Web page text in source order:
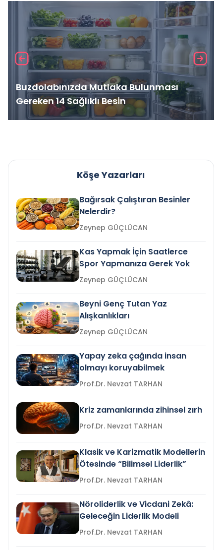
Buzdolabınızda Mutlaka Bulunması
Gereken 14 Sağlıklı Besin
Köşe Yazarları
Bağırsak Çalıştıran Besinler
Nelerdir?
Zeynep GÜÇLÜCAN
Kas Yapmak İçin Saatlerce
Spor Yapmanıza Gerek Yok
Zeynep GÜÇLÜCAN
Beyni Genç Tutan Yaz
Alışkanlıkları
Zeynep GÜÇLÜCAN
Yapay zeka çağında insan
olmayı koruyabilmek
Prof.Dr. Nevzat TARHAN
Kriz zamanlarında zihinsel zırh
Prof.Dr. Nevzat TARHAN
Klasik ve Karizmatik Modellerin
Ötesinde “Bilimsel Liderlik”
Prof.Dr. Nevzat TARHAN
Nöroliderlik ve Vicdani Zekâ:
Geleceğin Liderlik Modeli
Prof.Dr. Nevzat TARHAN